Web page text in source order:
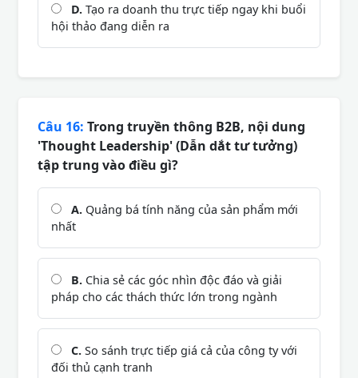
D. Tạo ra doanh thu trực tiếp ngay khi buổi
hội thảo đang diễn ra
Câu 16: Trong truyền thông B2B, nội dung
'Thought Leadership' (Dẫn dắt tư tưởng)
tập trung vào điều gì?
A. Quảng bá tính năng của sản phẩm mới
nhất
B. Chia sẻ các góc nhìn độc đáo và giải
pháp cho các thách thức lớn trong ngành
C. So sánh trực tiếp giá cả của công ty với
đối thủ cạnh tranh